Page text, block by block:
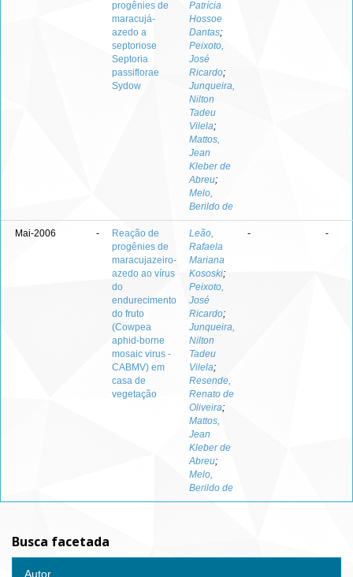
progênies de
maracujá-
azedo a
septoriose
Septoria
passiflorae
Sydow
Patrícia
Hossoe
Dantas;
Peixoto,
José
Ricardo;
Junqueira,
Nilton
Tadeu
Vilela;
Mattos,
Jean
Kleber de
Abreu;
Melo,
Berildo de
Mai-2006 -
Reação de
progênies de
maracujazeiro-
azedo ao vírus
do
endurecimento
do fruto
(Cowpea
aphid-borne
mosaic virus -
CABMV) em
casa de
vegetação
Leão,
Rafaela
Mariana
Kososki;
Peixoto,
José
Ricardo;
Junqueira,
Nilton
Tadeu
Vilela;
Resende,
Renato de
Oliveira;
Mattos,
Jean
Kleber de
Abreu;
Melo,
Berildo de
- -
Busca facetada
Autor